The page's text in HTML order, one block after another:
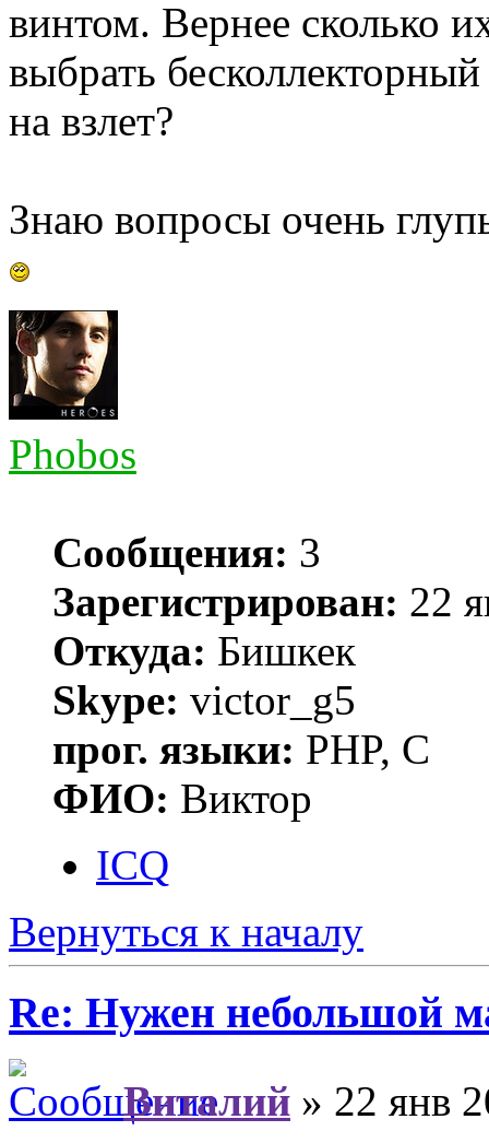
винтом. Вернее сколько
выбрать
на взлет?
Знаю вопросы очень
Phobos
Сообщения: 3
Зарегистрирован: 22
Откуда: Бишкек
Skype: victor_g5
прог. языки: PHP, C
ФИО: Виктор
ICQ
Вернуться к началу
Re: Нужен небольшой
Виталий » 22 янв